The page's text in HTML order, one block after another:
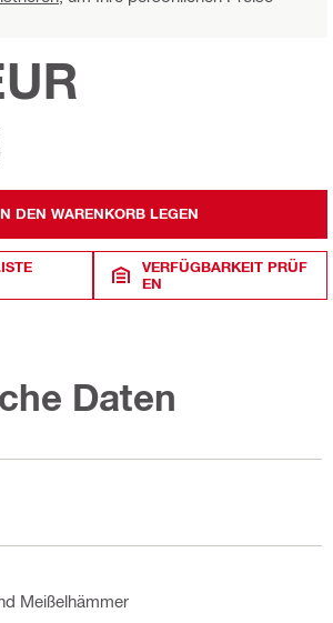
DEN WARENKORB LEGEN
VERFÜGBARKEIT PRÜF
EN
Daten
Meißelhämmer